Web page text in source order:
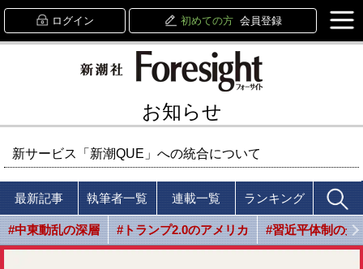
ログイン 初めての方 会員登録
お知らせ
新サービス「新潮QUE」への統合について
最新記事 執筆者一覧 連載一覧 ランキング
#中東動乱の深層 #トランプ2.0のアメリカ #習近平体制の光